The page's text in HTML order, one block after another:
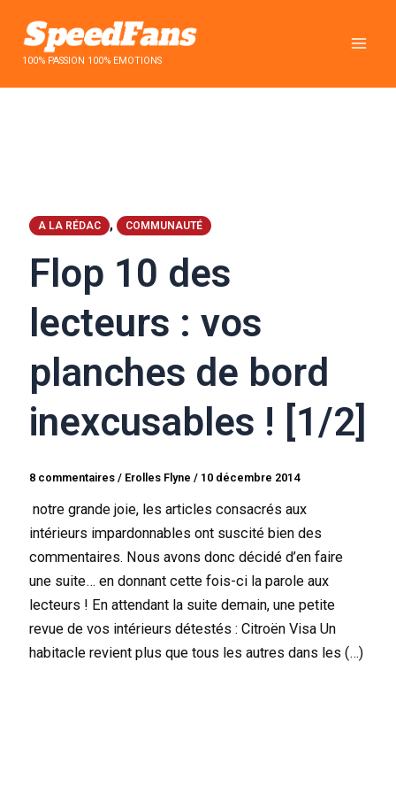
contenu100% PASSION 100% EMOTIONS
A LA RÉDAC , COMMUNAUTÉ
Flop 10 des
lecteurs : vos
planches de bord
inexcusables ! [1/2]
8 commentaires / Erolles Flyne/ 10 décembre 2014
notre grande joie, les articles consacrés aux
intérieurs impardonnables ont suscité bien des
commentaires. Nous avons donc décidé d’en faire
une suite… en donnant cette fois-ci la parole aux
lecteurs ! En attendant la suite demain, une petite
revue de vos intérieurs détestés : Citroën Visa Un
habitacle revient plus que tous les autres dans les (…)